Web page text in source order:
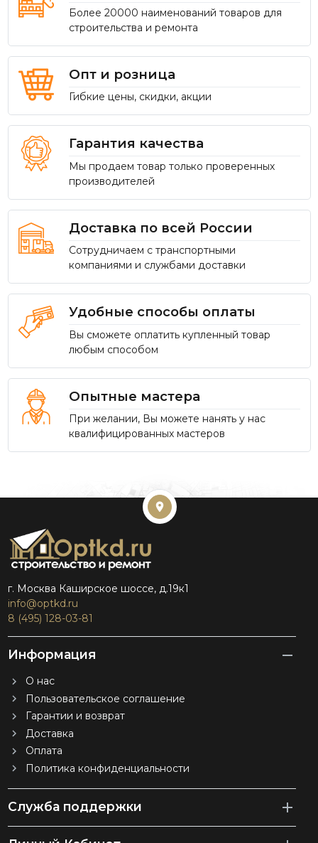
Более 20000 наименований товаров для
строительства и ремонта
Опт и розница
Гибкие цены, скидки, акции
Гарантия качества
Мы продаем товар только проверенных
производителей
Доставка по всей России
Сотрудничаем с транспортными
компаниями и службами доставки
Удобные способы оплаты
Вы сможете оплатить купленный товар
любым способом
Опытные мастера
При желании, Вы можете нанять у нас
квалифицированных мастеров
г. Москва Каширское шоссе, д.19к1
info@optkd.ru
8 (495) 128-03-81
Информация
О нас
Пользовательское соглашение
Гарантии и возврат
Доставка
Оплата
Политика конфиденциальности
Служба поддержки